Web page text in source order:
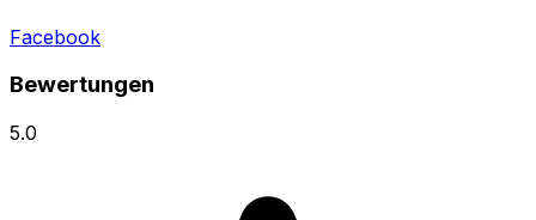
Facebook
Bewertungen
5.0